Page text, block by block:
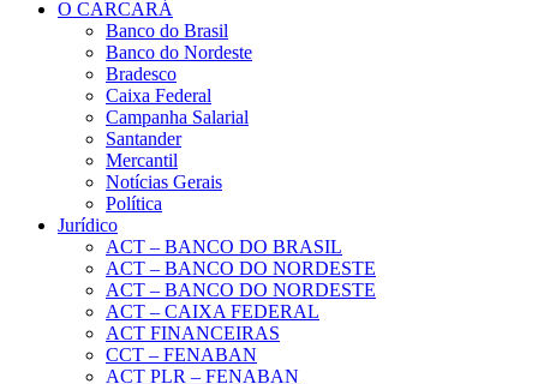
O CARCARÁ
Banco do Brasil
Banco do Nordeste
Bradesco
Caixa Federal
Campanha Salarial
Santander
Mercantil
Notícias Gerais
Política
Jurídico
ACT – BANCO DO BRASIL
ACT – BANCO DO NORDESTE
ACT – BANCO DO NORDESTE
ACT – CAIXA FEDERAL
ACT FINANCEIRAS
CCT – FENABAN
ACT PLR – FENABAN